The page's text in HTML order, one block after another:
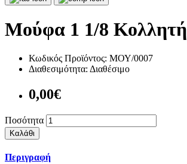
Μούφα 1 1/8 Κολλητή
Κωδικός Προϊόντος: ΜΟΥ/0007
Διαθεσιμότητα: Διαθέσιμο
0,00€
Ποσότητα
Καλάθι
Περιγραφή